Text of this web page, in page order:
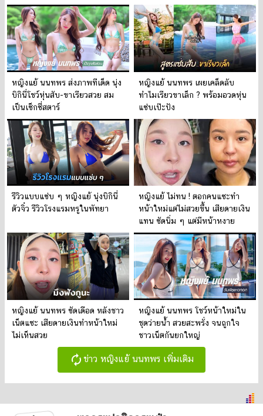
หญิงแย้ นนทพร ส่งภาพทีเด็ด นุ่ง
บิกินี่โชว์หุ่นสับ-ขาเรียวสวย สม
เป็นเซ็กซี่สตาร์
หญิงแย้ นนทพร เผยเคล็ดลับ
ทำไมเรียวขาเล็ก ? พร้อมอวดหุ่น
แซ่บเป๊ะปัง
รีวิวแบบแซ่บ ๆ หญิงแย้ นุ่งบิกินี่
ตัวจิ๋ว รีวิวโรงแรมหรูในพัทยา
หญิงแย้ ไม่ทน ! ตอกคนแซะทำ
หน้าใหม่แต่ไม่สวยขึ้น เสียดายเงิน
แทน ซัดนิ่ม ๆ แต่มีหน้าหงาย
หญิงแย้ นนทพร ซัดเดือด หลังชาว
เน็ตแซะ เสียดายเงินทำหน้าใหม่
ไม่เห็นสวย
หญิงแย้ นนทพร โชว์หน้าใหม่ใน
ชุดว่ายน้ำ สวยสะพรั่ง จนถูกใจ
ชาวเน็ตกันยกใหญ่
autorenew ข่าว หญิงแย้ นนทพร เพิ่มเติม